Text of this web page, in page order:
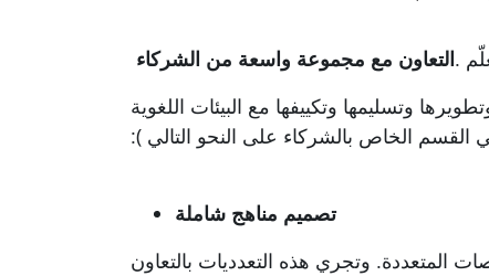
التعاون مع مجموعة واسعة من الشركاء
.
وتسليمها وتكييفها مع البيئات اللغوية
القسم الخاص بالشركاء على النحو التالي :(
تصميم مناهج شاملة
المتعددة. وتجري هذه التعدديات بالتعاون